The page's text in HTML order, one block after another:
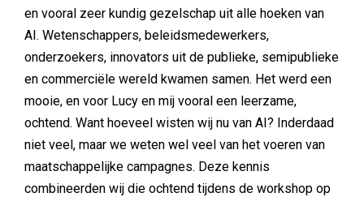
en vooral zeer kundig gezelschap uit alle hoeken van
AI. Wetenschappers, beleidsmedewerkers,
onderzoekers, innovators uit de publieke, semipublieke
en commerciële wereld kwamen samen. Het werd een
mooie, en voor Lucy en mij vooral een leerzame,
ochtend. Want hoeveel wisten wij nu van AI? Inderdaad
niet veel, maar we weten wel veel van het voeren van
maatschappelijke campagnes. Deze kennis
combineerden wij die ochtend tijdens de workshop op